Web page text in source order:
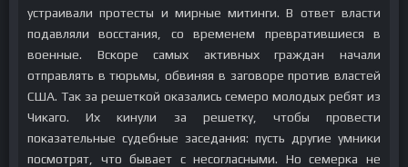
устраивали протесты и мирные митинги. В ответ власти
подавляли восстания, со временем превратившиеся в
военные. Вскоре самых активных граждан начали
отправлять в тюрьмы, обвиняя в заговоре против властей
США. Так за решеткой оказались семеро молодых ребят из
Чикаго. Их кинули за решетку, чтобы провести
показательные судебные заседания: пусть другие умники
посмотрят, что бывает с несогласными. Но семерка не